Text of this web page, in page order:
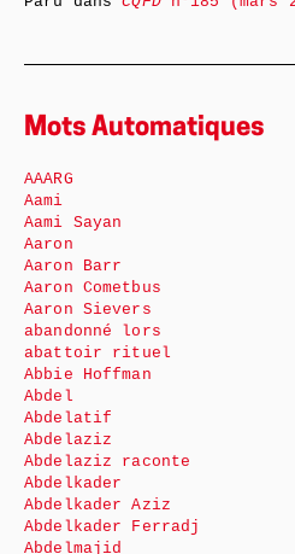
Mots Automatiques
AAARG
Aami
Aami Sayan
Aaron
Aaron Barr
Aaron Cometbus
Aaron Sievers
abandonné lors
abattoir rituel
Abbie Hoffman
Abdel
Abdelatif
Abdelaziz
Abdelaziz raconte
Abdelkader
Abdelkader Aziz
Abdelkader Ferradj
Abdelmajid